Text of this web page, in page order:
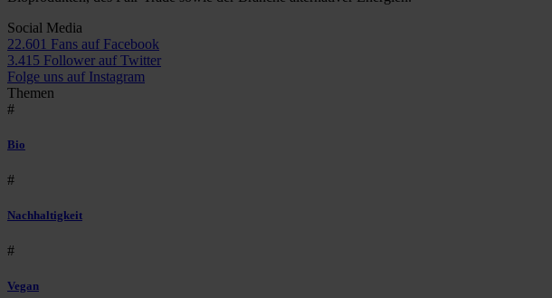
Social Media
22.601 Fans auf Facebook
3.415 Follower auf Twitter
Folge uns auf Instagram
Themen
#
Bio
#
Nachhaltigkeit
#
Vegan